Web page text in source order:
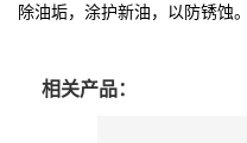
除油垢，涂护新油，以防锈蚀。
相关产品：